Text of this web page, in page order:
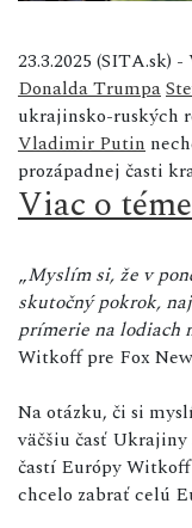
23.3.2025 (SITA.sk)
Donalda Trumpa
ukrajinsko-ruských
Vladimir Putin
prozápadnej časti
Viac o
„Myslím si, že v
skutočný pokrok,
prímerie na lodiach
Witkoff pre Fox
Na otázku, či si
väčšiu časť
častí Európy
chcelo zabrať celú